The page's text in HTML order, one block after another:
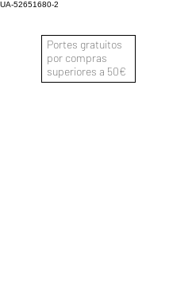
UA-52651680-2
Portes gratuitos
por compras
superiores a 50€